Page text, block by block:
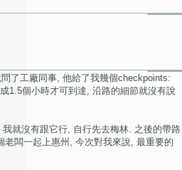
了工廠同事, 他給了我幾個checkpoints:
1.5個小時才可到達, 沿路的細節就沒有說
就沒有跟它行, 自行先去梅林. 之後的帶路
闆一起上惠州, 今次對我來說, 最重要的